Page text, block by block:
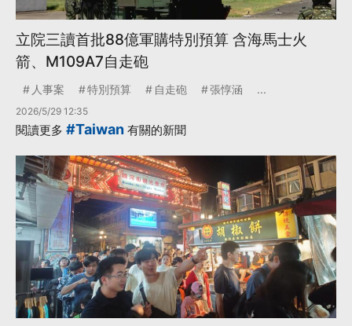
立院三讀首批88億軍購特別預算 含海馬士火
箭、M109A7自走砲
人事案 特別預算 自走砲 張惇涵 ...
2026/5/29 12:35
閱讀更多 #Taiwan 有關的新聞